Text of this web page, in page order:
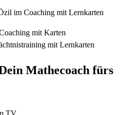
im Coaching mit Lernkarten
mit Lernkarten
Mathecoach fürs